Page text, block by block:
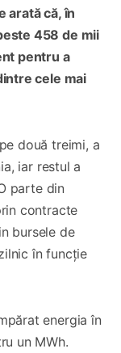
arată că, în
458 de mii
pentru a
cele mai
două treimi, a
iar restul a
parte din
contracte
bursele de
în funcție
energia în
un MWh.